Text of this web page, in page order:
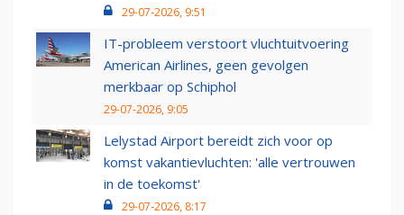
29-07-2026, 9:51
IT-probleem verstoort vluchtuitvoering
American Airlines, geen gevolgen
merkbaar op Schiphol
29-07-2026, 9:05
Lelystad Airport bereidt zich voor op
komst vakantievluchten: 'alle vertrouwen
in de toekomst'
29-07-2026, 8:17